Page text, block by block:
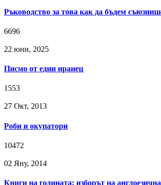
Ръководство за това как да бъдем
6696
22 юни, 2025
Писмо от един иранец
1553
27 Окт, 2013
Роби и окупатори
10472
02 Яну, 2014
Книги на годината: изборът на